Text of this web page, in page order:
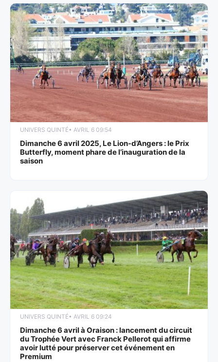
UNIVERS QUINTÉ• AVRIL 6 09:54
Dimanche 6 avril 2025, Le Lion-d’Angers : le Prix
Butterfly, moment phare de l’inauguration de la
saison
UNIVERS QUINTÉ• AVRIL 6 09:24
Dimanche 6 avril à Oraison : lancement du circuit
du Trophée Vert avec Franck Pellerot qui affirme
avoir lutté pour préserver cet événement en
Premium